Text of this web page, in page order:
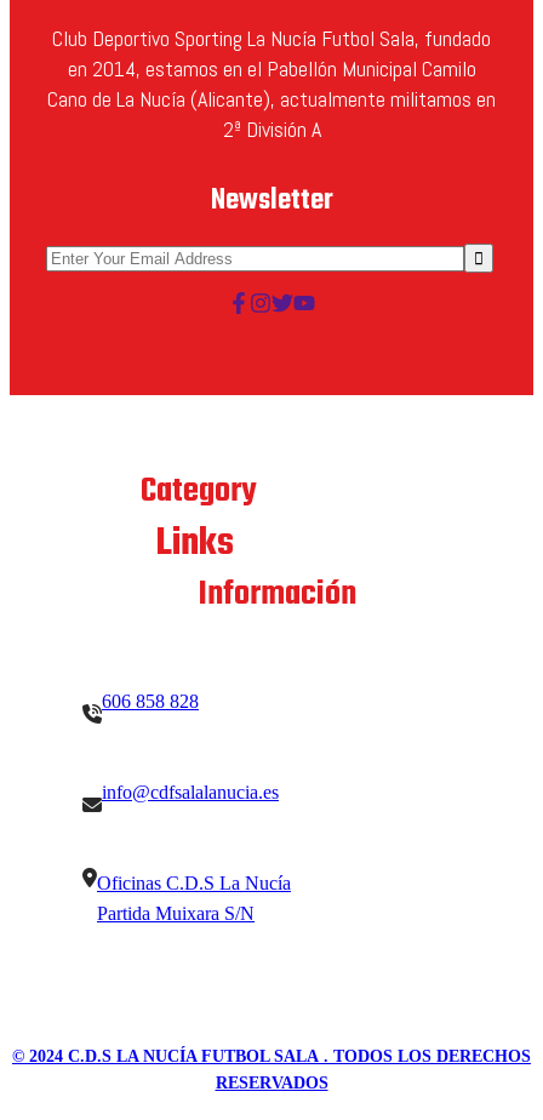
Club Deportivo Sporting La Nucía Futbol Sala, fundado
en 2014, estamos en el Pabellón Municipal Camilo
Cano de La Nucía (Alicante), actualmente militamos en
2ª División A
Newsletter
Category
Links
Información
606 858 828
info@cdfsalalanucia.es
Oficinas C.D.S La Nucía
Partida Muixara S/N
© 2024 C.D.S LA NUCÍA FUTBOL SALA . TODOS LOS DERECHOS
RESERVADOS